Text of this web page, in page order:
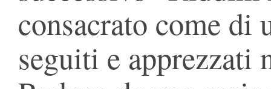
consacrato come
seguiti e apprezzati